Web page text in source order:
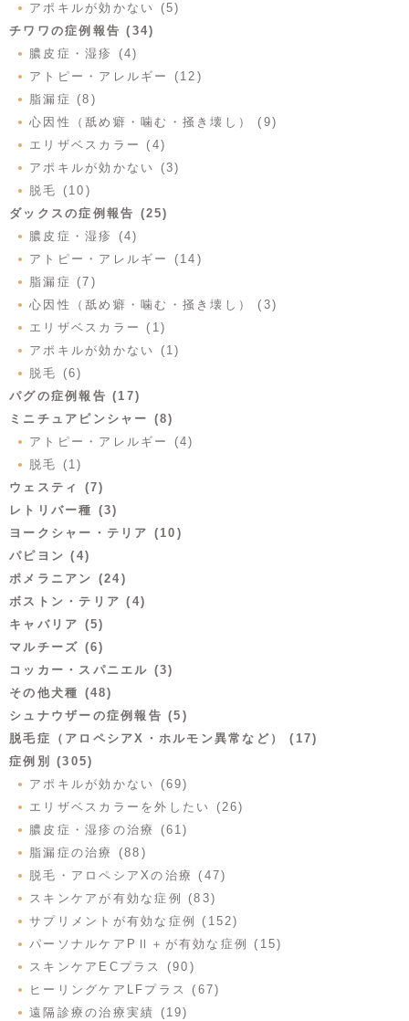
アポキルが効かない (5)
チワワの症例報告 (34)
膿皮症・湿疹 (4)
アトピー・アレルギー (12)
脂漏症 (8)
心因性（舐め癖・噛む・掻き壊し） (9)
エリザベスカラー (4)
アポキルが効かない (3)
脱毛 (10)
ダックスの症例報告 (25)
膿皮症・湿疹 (4)
アトピー・アレルギー (14)
脂漏症 (7)
心因性（舐め癖・噛む・掻き壊し） (3)
エリザベスカラー (1)
アポキルが効かない (1)
脱毛 (6)
パグの症例報告 (17)
ミニチュアピンシャー (8)
アトピー・アレルギー (4)
脱毛 (1)
ウェスティ (7)
レトリバー種 (3)
ヨークシャー・テリア (10)
パピヨン (4)
ポメラニアン (24)
ボストン・テリア (4)
キャバリア (5)
マルチーズ (6)
コッカー・スパニエル (3)
その他犬種 (48)
シュナウザーの症例報告 (5)
脱毛症（アロペシアX・ホルモン異常など） (17)
症例別 (305)
アポキルが効かない (69)
エリザベスカラーを外したい (26)
膿皮症・湿疹の治療 (61)
脂漏症の治療 (88)
脱毛・アロペシアXの治療 (47)
スキンケアが有効な症例 (83)
サプリメントが有効な症例 (152)
パーソナルケアPⅡ＋が有効な症例 (15)
スキンケアECプラス (90)
ヒーリングケアLFプラス (67)
遠隔診療の治療実績 (19)